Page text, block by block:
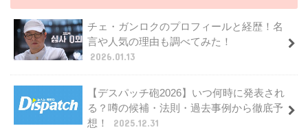
チェ・ガンロクのプロフィールと経歴！名
言や人気の理由も調べてみた！
2026.01.13
【デスパッチ砲2026】いつ何時に発表され
る？噂の候補・法則・過去事例から徹底予
想！
2025.12.31